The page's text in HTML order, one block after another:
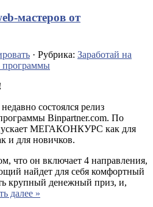
мастеров от
· Рубрика: Заработай на
программы
состоялся релиз
Binpartner.com. По
МЕГАКОНКУРС как для
и для новичков.
что он включает 4 направления,
найдет для себя комфортный
крупный денежный приз, и,
далее »